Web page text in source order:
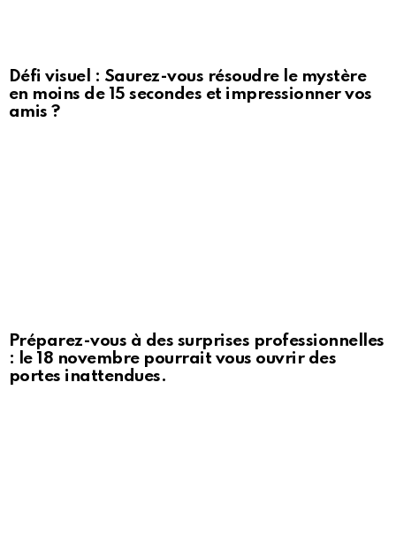
Défi visuel : Saurez-vous résoudre le mystère
en moins de 15 secondes et impressionner vos
amis ?
Préparez-vous à des surprises professionnelles
: le 18 novembre pourrait vous ouvrir des
portes inattendues.